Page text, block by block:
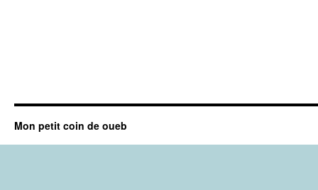
Mon petit coin de oueb